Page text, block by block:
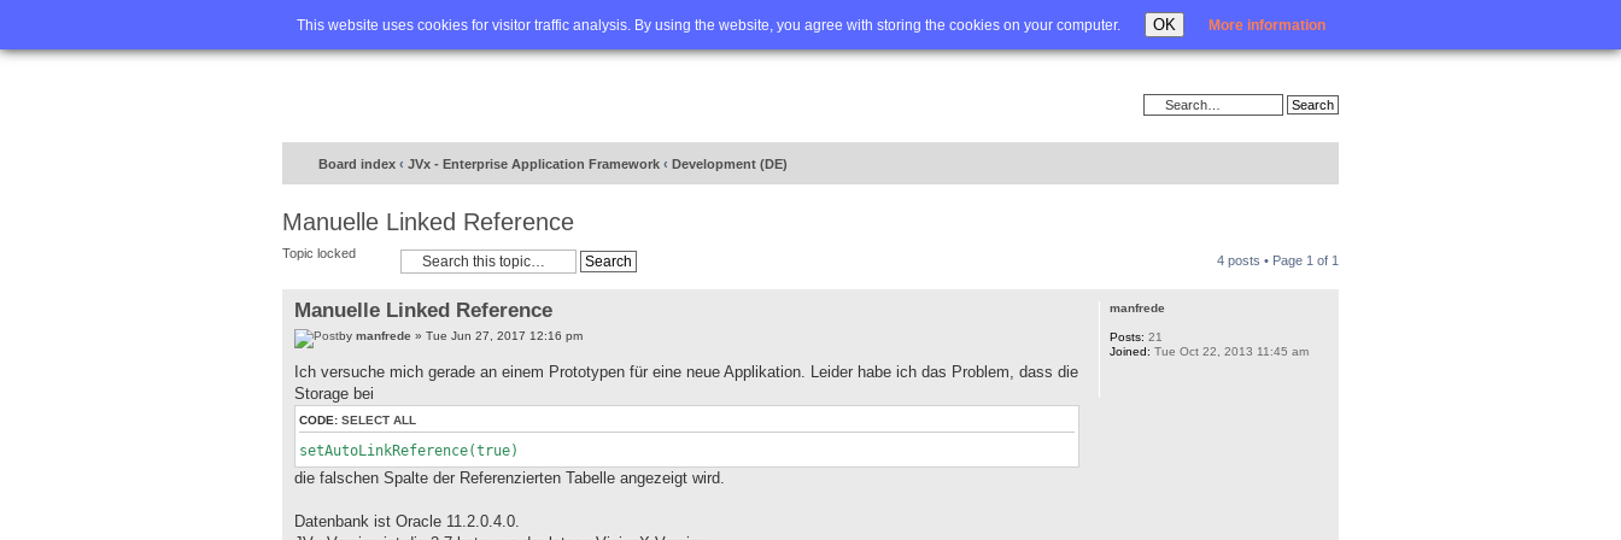
This website uses cookies for visitor traffic analysis. By using the website, you agree with storing the cookies on your computer. OK More information
Home FAQ Advanced search Login
Board index ‹ JVx - Enterprise Application Framework ‹ Development (DE)
Manuelle Linked Reference
Topic locked 4 posts • Page 1 of 1
Manuelle Linked Reference
by manfrede » Tue Jun 27, 2017 12:16 pm
Ich versuche mich gerade an einem Prototypen für eine neue Applikation. Leider habe ich das Problem, dass die
Storage bei
CODE: SELECT ALL
setAutoLinkReference(true)
die falschen Spalte der Referenzierten Tabelle angezeigt wird.
Datenbank ist Oracle 11.2.0.4.0.
manfrede
Posts: 21
Joined: Tue Oct 22, 2013 11:45 am